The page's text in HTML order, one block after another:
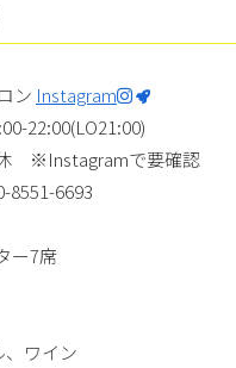
ン Instagram
22:00(LO21:00)
※Instagramで要確認
8551-6693
ー7席
、ワイン